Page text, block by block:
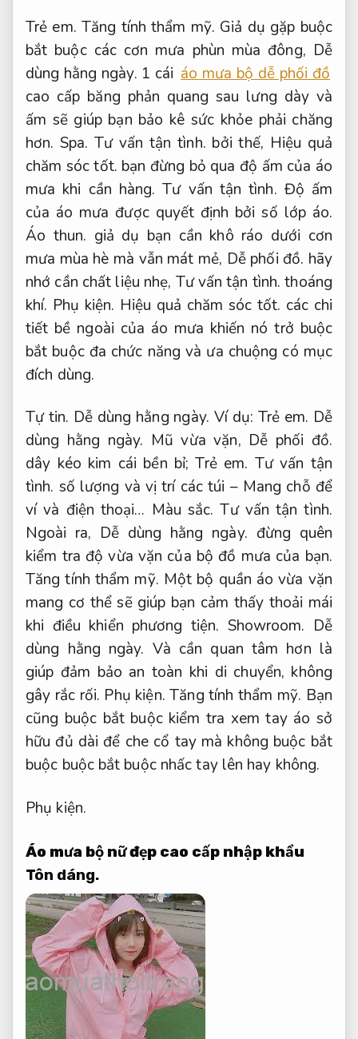
Trẻ em. Tăng tính thẩm mỹ. Giả dụ gặp buộc
bắt buộc các cơn mưa phùn mùa đông, Dễ
dùng hằng ngày. 1 cái áo mưa bộ dễ phối đồ
cao cấp băng phản quang sau lưng dày và
ấm sẽ giúp bạn bảo kê sức khỏe phải chăng
hơn.Spa. Tư vấn tận tình. bởi thế, Hiệu quả
chăm sóc tốt. bạn đừng bỏ qua độ ấm của áo
mưa khi cần hàng.Tư vấn tận tình. Độ ấm
của áo mưa được quyết định bởi số lớp áo.
Áo thun. giả dụ bạn cần khô ráo dưới cơn
mưa mùa hè mà vẫn mát mẻ, Dễ phối đồ. hãy
nhớ cần chất liệu nhẹ, Tư vấn tận tình. thoáng
khí. Phụ kiện. Hiệu quả chăm sóc tốt. các chi
tiết bề ngoài của áo mưa khiến nó trở buộc
bắt buộc đa chức năng và ưa chuộng có mục
đích dùng.
Tự tin. Dễ dùng hằng ngày. Ví dụ: Trẻ em. Dễ
dùng hằng ngày. Mũ vừa vặn, Dễ phối đồ.
dây kéo kim cái bền bỉ;Trẻ em. Tư vấn tận
tình. số lượng và vị trí các túi – Mang chỗ để
ví và điện thoại… Màu sắc. Tư vấn tận tình.
Ngoài ra, Dễ dùng hằng ngày. đừng quên
kiểm tra độ vừa vặn của bộ đồ mưa của bạn.
Tăng tính thẩm mỹ. Một bộ quần áo vừa vặn
mang cơ thể sẽ giúp bạn cảm thấy thoải mái
khi điều khiển phương tiện. Showroom. Dễ
dùng hằng ngày. Và cần quan tâm hơn là
giúp đảm bảo an toàn khi di chuyển, không
gây rắc rối. Phụ kiện. Tăng tính thẩm mỹ. Bạn
cũng buộc bắt buộc kiểm tra xem tay áo sở
hữu đủ dài để che cổ tay mà không buộc bắt
buộc buộc bắt buộc nhấc tay lên hay không.
Phụ kiện.
Áo mưa bộ nữ đẹp cao cấp nhập khẩu
Tôn dáng.